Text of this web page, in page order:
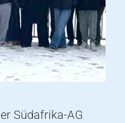
Südafrika-AG